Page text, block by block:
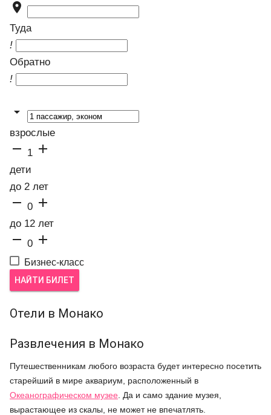

Туда
!
Обратно
!

взрослые
 1 
дети
до 2 лет
 0 
до 12 лет
 0 
Бизнес-класс
НАЙТИ БИЛЕТ
Отели в Монако
Развлечения в Монако
Путешественникам любого возраста будет интересно посетить
старейший в мире аквариум, расположенный в
Океанографическом музее . Да и само здание музея,
вырастающее из скалы, не может не впечатлять.